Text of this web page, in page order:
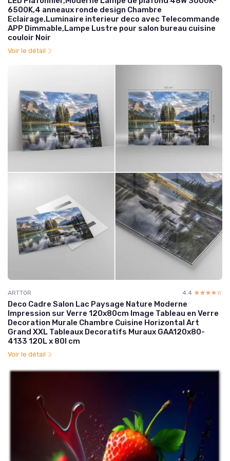
6500K,4 anneaux ronde design Chambre
Eclairage,Luminaire interieur deco avec Telecommande
APP Dimmable,Lampe Lustre pour salon bureau cuisine
couloir Noir
Voir le détail
ARTTOR 4.4 ☆☆☆☆☆
★★★★★
Deco Cadre Salon Lac Paysage Nature Moderne
Impression sur Verre 120x80cm Image Tableau en Verre
Decoration Murale Chambre Cuisine Horizontal Art
Grand XXL Tableaux Decoratifs Muraux GAA120x80-
4133 120L x 80l cm
Voir le détail